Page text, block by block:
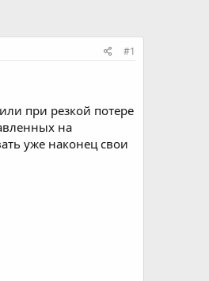
#1
при резкой потере
на
уже наконец свои